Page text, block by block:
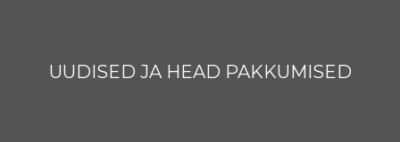
UUDISED JA HEAD PAKKUMISED